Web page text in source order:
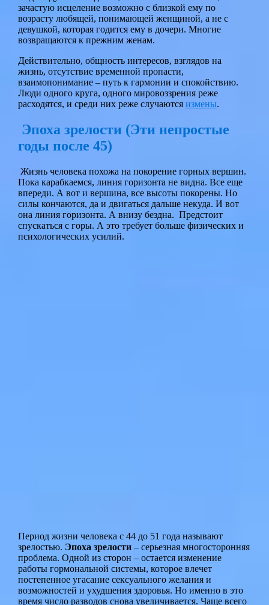
зачастую исцеление возможно с близкой ему по
возрасту любящей, понимающей женщиной, а не с
девушкой, которая годится ему в дочери. Многие
возвращаются к прежним женам.
Действительно, общность интересов, взглядов на
жизнь, отсутствие временной пропасти,
взаимопонимание – путь к гармонии и спокойствию.
Люди одного круга, одного мировоззрения реже
расходятся, и среди них реже случаются измены.
Эпоха зрелости (Эти непростые
годы после 45)
Жизнь человека похожа на покорение горных вершин.
Пока карабкаемся, линия горизонта не видна. Все еще
впереди. А вот и вершина, все высоты покорены. Но
силы кончаются, да и двигаться дальше некуда. И вот
она линия горизонта. А внизу бездна. Предстоит
спускаться с горы. А это требует больше физических и
психологических усилий.
Период жизни человека с 44 до 51 года называют
зрелостью. Эпоха зрелости– серьезная многосторонняя
проблема. Одной из сторон – остается изменение
работы гормональной системы, которое влечет
постепенное угасание сексуального желания и
возможностей и ухудшения здоровья. Но именно в это
время число разводов снова увеличивается. Чаще всего